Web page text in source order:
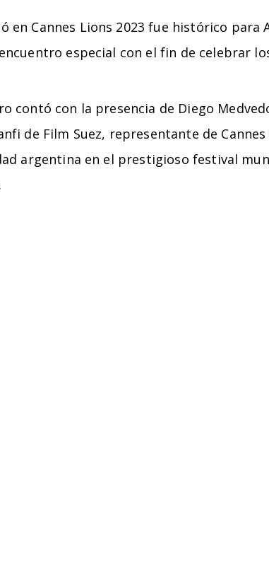
en Cannes Lions 2023 fue histórico
especial con el fin de celebrar
contó con la presencia de Diego
de Film Suez, representante de
argentina en el prestigioso festival